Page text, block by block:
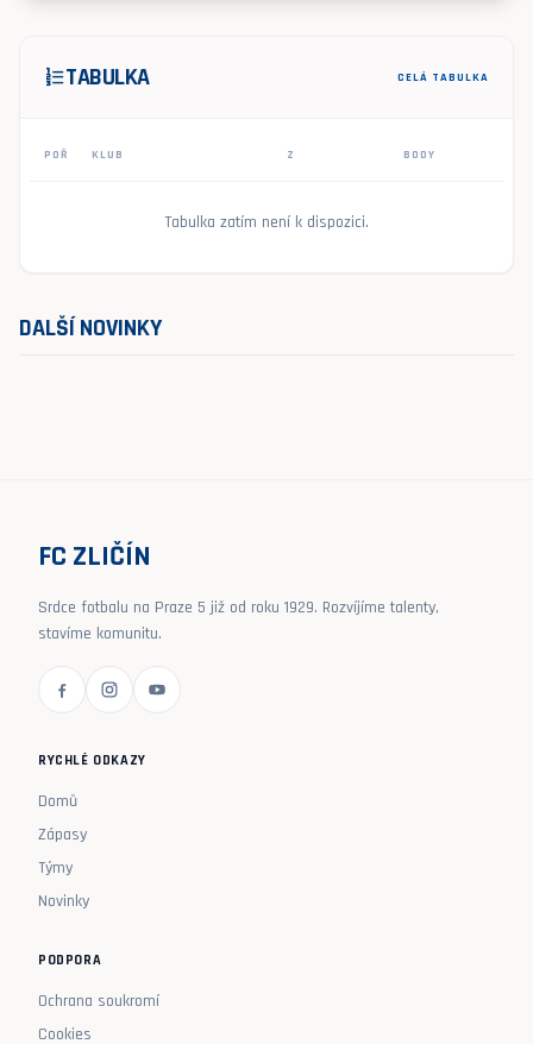
format_list_numberedTABULKA CELÁ TABULKA
POŘ KLUB Z BODY
Tabulka zatím není k dispozici.
DALŠÍ NOVINKY
FC ZLIČÍN
Srdce fotbalu na Praze 5 již od roku 1929. Rozvíjíme talenty,
stavíme komunitu.
RYCHLÉ ODKAZY
Domů
Zápasy
Týmy
Novinky
PODPORA
Ochrana soukromí
Cookies